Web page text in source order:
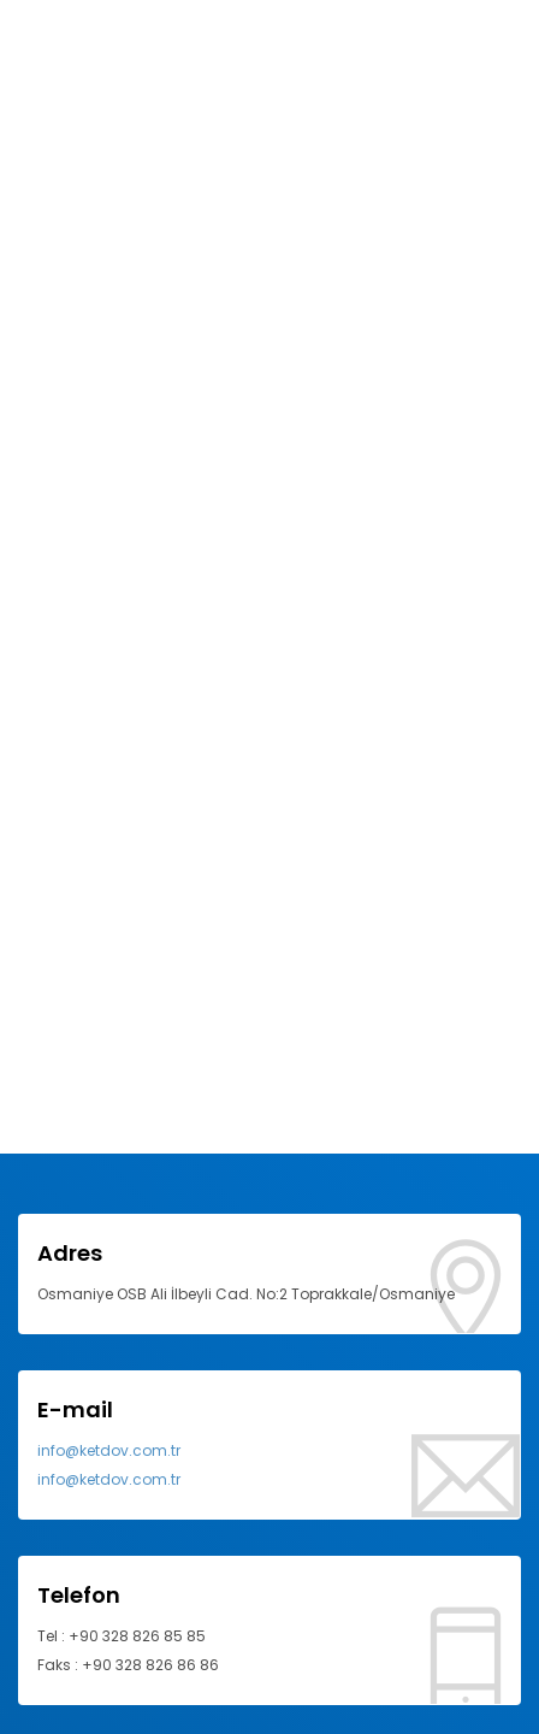
Adres
Osmaniye OSB Ali İlbeyli Cad. No:2 Toprakkale/Osmaniye
E-mail
info@ketdov.com.tr
info@ketdov.com.tr
Telefon
Tel : +90 328 826 85 85
Faks : +90 328 826 86 86